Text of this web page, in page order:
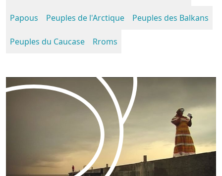
Papous Peuples de l'Arctique Peuples des Balkans
Peuples du Caucase Rroms